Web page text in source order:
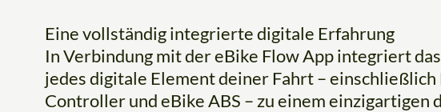
Eine vollständig integrierte digitale Erfahrung
In Verbindung mit der eBike Flow App integriert
jedes digitale Element deiner Fahrt –
Controller und eBike ABS – zu einem einzigartigen